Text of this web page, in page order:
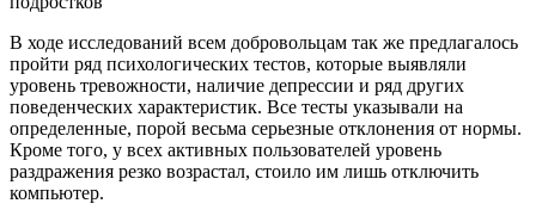
В ходе исследований всем добровольцам так же предлагалось
пройти ряд психологических тестов, которые выявляли
уровень тревожности, наличие депрессии и ряд других
поведенческих характеристик. Все тесты указывали на
определенные, порой весьма серьезные отклонения от нормы.
Кроме того, у всех активных пользователей уровень
раздражения резко возрастал, стоило им лишь отключить
компьютер.